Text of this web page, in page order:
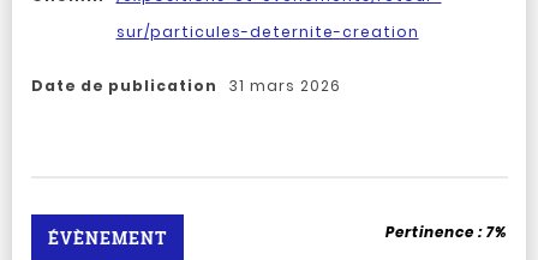
sur/particules-deternite-creation
Date de publication 31 mars 2026
ÉVÈNEMENT Pertinence :7%